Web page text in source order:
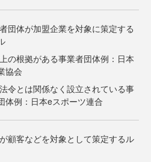
団体が加盟企業を対象に策定する
の根拠がある事業者団体例：日本
協会
令とは関係なく設立されている事
体例：日本eスポーツ連合
顧客などを対象として策定するル